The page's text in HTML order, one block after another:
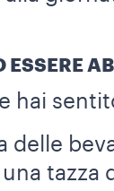
ESSERE
hai
delle
tazza